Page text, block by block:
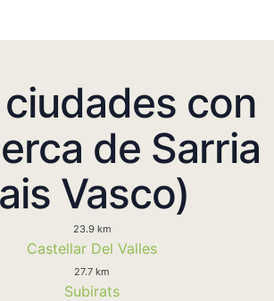
con
de Sarria
Vasco)
23.9 km
Castellar Del Valles
27.7 km
Subirats